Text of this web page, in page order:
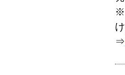
※
⇒